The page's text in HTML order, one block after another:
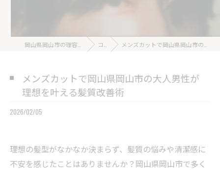
コラム メンズカットで岡山県岡山市の大人男性が理想を叶える髪質改善術
メンズカットで岡山県岡山市の大人男性が
理想を叶える髪質改善術
2026/02/05
理想の髪型がなかなか決まらず、髪質の悩みや清潔感に
不安を感じたことはありませんか？岡山県岡山市で多く